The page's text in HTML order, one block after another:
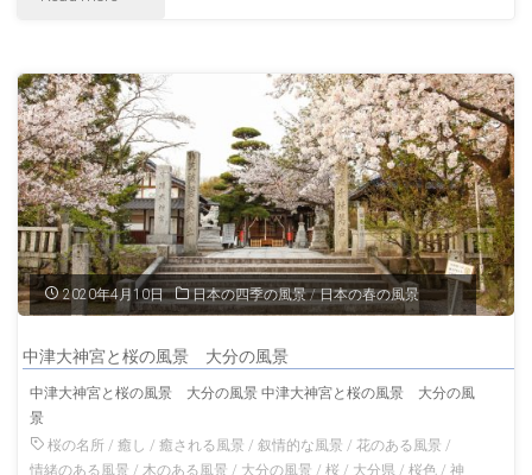
の
貴
船
神
社
都
風
2020年4月10日 日本の四季の風景 / 日本の春の風景
中津大神宮と桜の風景 大分の風景
中津大神宮と桜の風景 大分の風景 中津大神宮と桜の風景 大分の風
景
桜の名所 /癒し /癒される風景 /叙情的な風景 /花のある風景 /
情緒のある風景 /木のある風景 / 大分の風景 /桜 / 大分県 /桜色 /神